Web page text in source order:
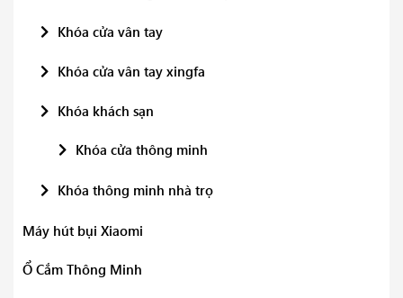
Khóa cửa vân tay
Khóa cửa vân tay xingfa
Khóa khách sạn
Khóa cửa thông minh
Khóa thông minh nhà trọ
Máy hút bụi Xiaomi
Ổ Cắm Thông Minh